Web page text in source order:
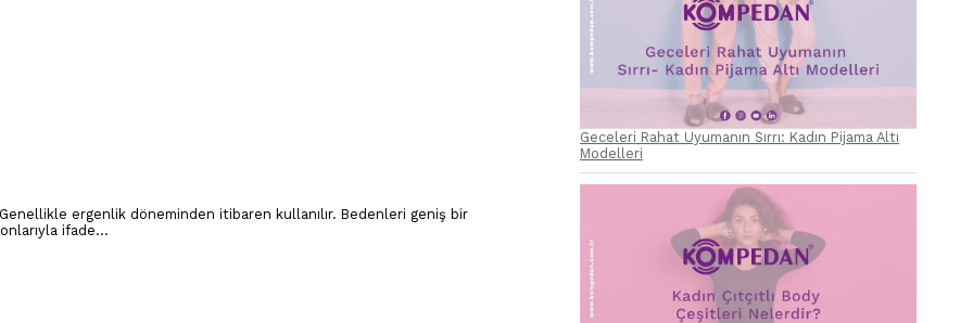
ergenlik döneminden itibaren kullanılır. Bedenleri geniş bir
ifade...
Geceleri Rahat Uyumanın Sırrı: Kadın Pijama Altı
Modelleri